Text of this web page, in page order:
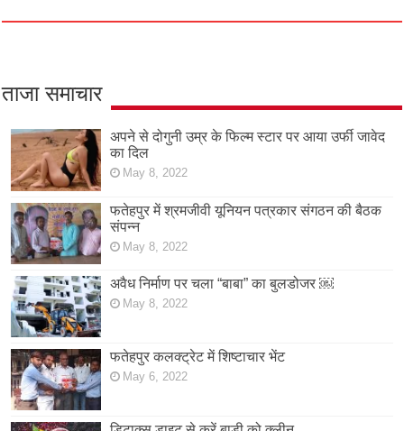
ताजा समाचार
अपने से दोगुनी उम्र के फिल्म स्टार पर आया उर्फी जावेद
का दिल
May 8, 2022
फतेहपुर में श्रमजीवी यूनियन पत्रकार संगठन की बैठक
संपन्न
May 8, 2022
अवैध निर्माण पर चला “बाबा” का बुलडोजर ￼
May 8, 2022
फतेहपुर कलक्ट्रेट में शिष्टाचार भेंट
May 6, 2022